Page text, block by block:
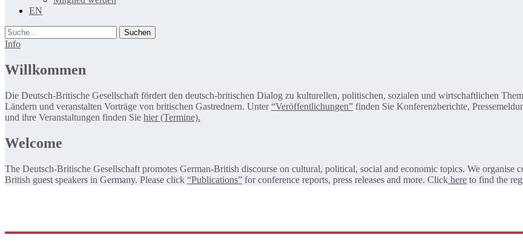
EN
Suche
Info
Willkommen
Die Deutsch-Britische Gesellschaft fördert den deutsch-britischen Dialog zu kulturellen, politischen, sozialen und wirtschaftlichen
Ländern und veranstalten Vorträge von britischen Gastrednern. Unter“Veröffentlichungen” finden Sie Konferenzberichte,
und ihre Veranstaltungen finden Sie hier (Termine).
Welcome
The Deutsch-Britische Gesellschaft promotes German-British discourse on cultural, political, social and economic topics. We organise
British guest speakers in Germany. Please click “Publications” for conference reports, press releases and more. Click here to find the